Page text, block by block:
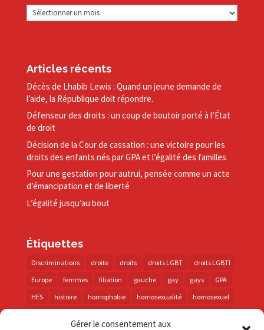
Gérer le consentement aux
Archives
Articles récents
Décès de Lhabib Lewis : Quand un jeune demande de
l’aide, la République doit répondre.
Défenseur des droits : un coup de boutoir porté à l’État
de droit
Décision de la Cour de cassation : une victoire pour les
droits des enfants nés par GPA et l’égalité des familles
Pour une gestation pour autrui, pensée comme un acte
d’émancipation et de liberté
L’égalité jusqu’au bout
Étiquettes
Discriminations droite droits droits LGBT
droits LGBTI
Europe
femmes filiation gauche gay gays
GPA
HES
histoire homophobie homosexualité
homosexuel